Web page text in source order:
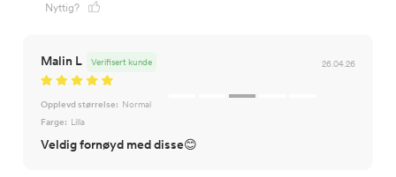
Nyttig?
Malin L 26.04.26
Verifisert kunde
Opplevd størrelse: Normal
Farge: Lilla
Veldig fornøyd med disse😊